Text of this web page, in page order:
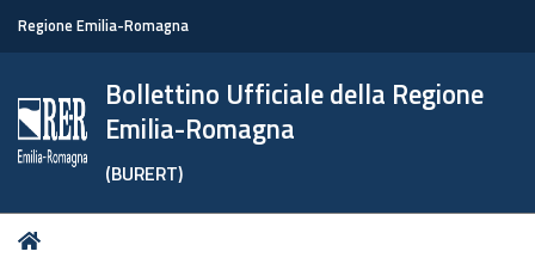
Regione Emilia-Romagna
Bollettino Ufficiale della Regione
Emilia-Romagna
(BURERT)
Tu